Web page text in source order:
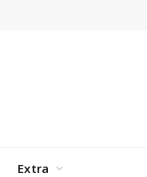
Extra